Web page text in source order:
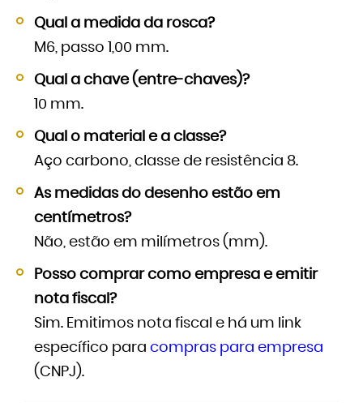
Qual a medida da rosca?
M6, passo 1,00 mm.
Qual a chave (entre-chaves)?
10 mm.
Qual o material e a classe?
Aço carbono, classe de resistência 8.
As medidas do desenho estão em
centímetros?
Não, estão em milímetros (mm).
Posso comprar como empresa e emitir
nota fiscal?
Sim. Emitimos nota fiscal e há um link
específico para compras para empresa
(CNPJ).